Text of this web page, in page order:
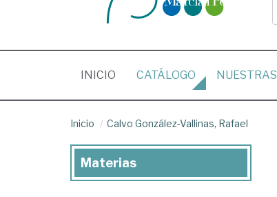
INICIO (CURRENT)
CATÁLOGO NUESTRAS
Inicio Calvo González-Vallinas, Rafael
Materias